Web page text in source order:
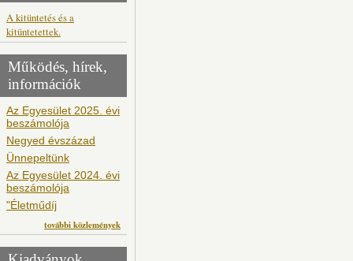
A kitüntetés és a
kitüntetettek.
Működés, hírek,
információk
Az Egyesület 2025. évi
beszámolója
Negyed évszázad
Ünnepeltünk
Az Egyesület 2024. évi
beszámolója
"Életműdíj
további közlemények